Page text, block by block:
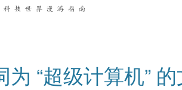
为 “超级计算机”